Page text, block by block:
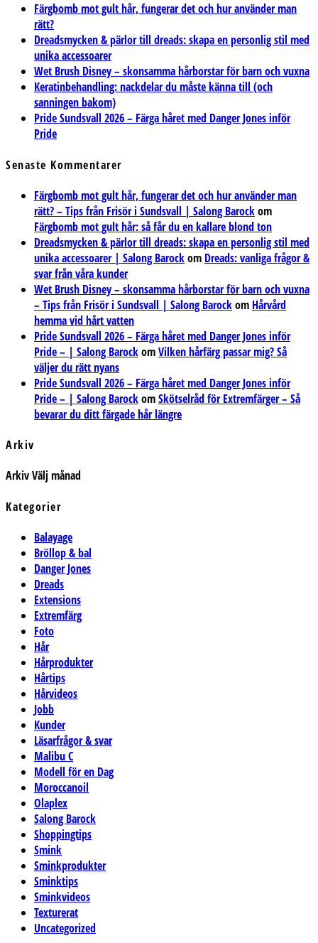
Färgbomb mot gult hår, fungerar det och hur använder man
rätt?
Dreadsmycken & pärlor till dreads: skapa en personlig stil med
unika accessoarer
Wet Brush Disney – skonsamma hårborstar för barn och vuxna
Keratinbehandling: nackdelar du måste känna till (och
sanningen bakom)
Pride Sundsvall 2026 – Färga håret med Danger Jones inför
Pride
Senaste Kommentarer
Färgbomb mot gult hår, fungerar det och hur använder man
rätt? – Tips från Frisör i Sundsvall | Salong Barockom
Färgbomb mot gult hår: så får du en kallare blond ton
Dreadsmycken & pärlor till dreads: skapa en personlig stil med
unika accessoarer | Salong Barockom Dreads: vanliga frågor &
svar från våra kunder
Wet Brush Disney – skonsamma hårborstar för barn och vuxna
– Tips från Frisör i Sundsvall | Salong Barockom Hårvård
hemma vid hårt vatten
Pride Sundsvall 2026 – Färga håret med Danger Jones inför
Pride – | Salong BarockomVilken hårfärg passar mig? Så
väljer du rätt nyans
Pride Sundsvall 2026 – Färga håret med Danger Jones inför
Pride – | Salong BarockomSkötselråd för Extremfärger – Så
bevarar du ditt färgade hår längre
Arkiv
ArkivVälj månad
Kategorier
Balayage
Bröllop & bal
Danger Jones
Dreads
Extensions
Extremfärg
Foto
Hår
Hårprodukter
Hårtips
Hårvideos
Jobb
Kunder
Läsarfrågor & svar
Malibu C
Modell för en Dag
Moroccanoil
Olaplex
Salong Barock
Shoppingtips
Smink
Sminkprodukter
Sminktips
Sminkvideos
Texturerat
Uncategorized